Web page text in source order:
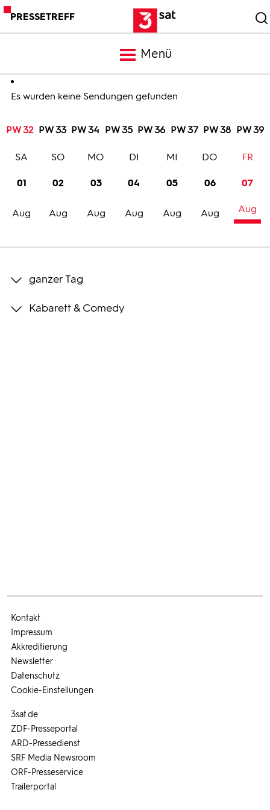
PRESSETREFF
Menü
Meldungen
Programm
Trailer
Bilder
Es wurden keine Sendungen gefunden
PW 32 PW 33 PW 34 PW 35 PW 36 PW 37 PW 38 PW 39
01
Aug
SA
02
Aug
SO
03
Aug
MO
04
Aug
DI
05
Aug
MI
06
Aug
DO
07
Aug
FR
ganzer Tag
Kabarett & Comedy
3sat.de
ZDF-Presseportal
ARD-Pressedienst
SRF Media Newsroom
ORF-Presseservice
Trailerportal
Kontakt
Impressum
Akkreditierung
Newsletter
Datenschutz
Cookie-Einstellungen